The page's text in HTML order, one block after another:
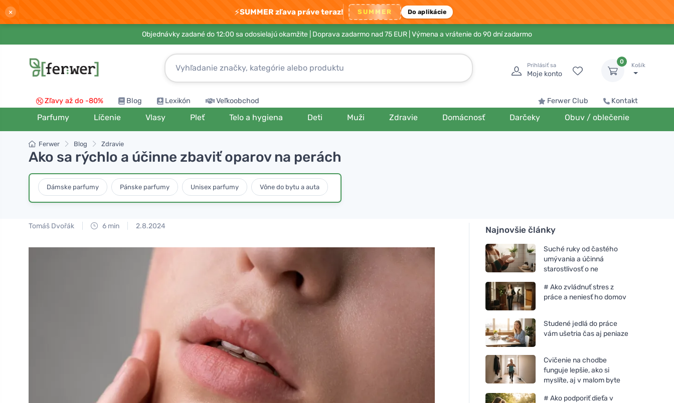
× ⚡SUMMER zľava práve teraz! SUMMER Do aplikácie
Objednávky zadané do 12:00 sa odosielajú okamžite | Doprava zadarmo nad 75 EUR | Výmena a vrátenie do 90 dní zadarmo
Prihlásiť sa
Moje konto
0
Košík
Zľavy až do -80% Blog Lexikón Veľkoobchod Ferwer Club Kontakt
Parfumy Líčenie Vlasy Pleť Telo a hygiena Deti Muži Zdravie Domácnosť Darčeky Obuv / oblečenie
Ferwer Blog Zdravie
Ako sa rýchlo a účinne zbaviť oparov na perách
Dámske parfumy Pánske parfumy Unisex parfumy Vône do bytu a auta
Tomáš Dvořák 6 min 2.8.2024 Najnovšie články
Suché ruky od častého
umývania a účinná
starostlivosť o ne
# Ako zvládnuť stres z
práce a neniesť ho domov
Studené jedlá do práce
vám ušetria čas aj peniaze
Cvičenie na chodbe
funguje lepšie, ako si
myslíte, aj v malom byte
# Ako podporiť dieťa v